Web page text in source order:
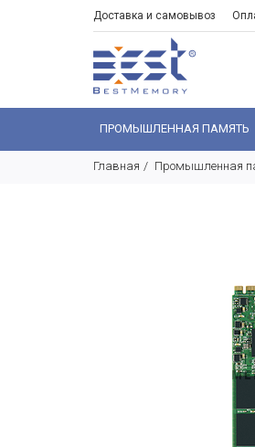
Доставка и самовывоз
ПРОМЫШЛЕННАЯ ПАМЯТЬ
Главная Промышленная